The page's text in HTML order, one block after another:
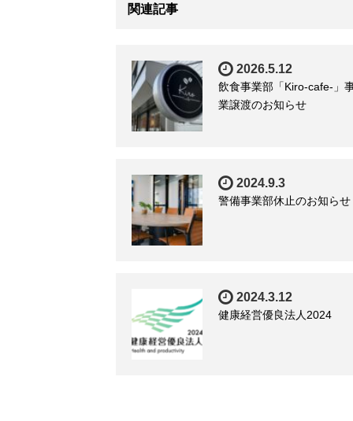
関連記事
2026.5.12
飲食事業部「Kiro-cafe-」
業譲渡のお知らせ
2024.9.3
警備事業部休止のお知らせ
2024.3.12
健康経営優良法人2024